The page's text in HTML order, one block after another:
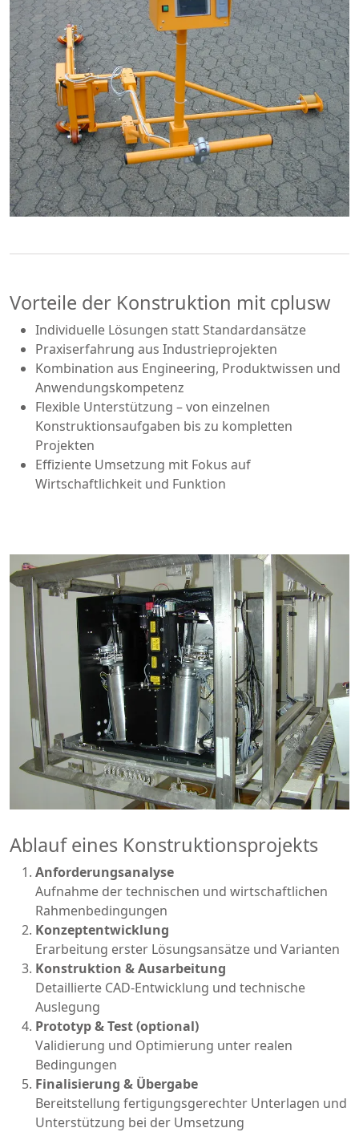
Vorteile der Konstruktion mit cplusw
Individuelle Lösungen statt Standardansätze
Praxiserfahrung aus Industrieprojekten
Kombination aus Engineering, Produktwissen und
Anwendungskompetenz
Flexible Unterstützung – von einzelnen
Konstruktionsaufgaben bis zu kompletten
Projekten
Effiziente Umsetzung mit Fokus auf
Wirtschaftlichkeit und Funktion
Ablauf eines Konstruktionsprojekts
Anforderungsanalyse
Aufnahme der technischen und wirtschaftlichen
Rahmenbedingungen
Konzeptentwicklung
Erarbeitung erster Lösungsansätze und Varianten
Konstruktion & Ausarbeitung
Detaillierte CAD-Entwicklung und technische
Auslegung
Prototyp & Test (optional)
Validierung und Optimierung unter realen
Bedingungen
Finalisierung & Übergabe
Bereitstellung fertigungsgerechter Unterlagen und
Unterstützung bei der Umsetzung